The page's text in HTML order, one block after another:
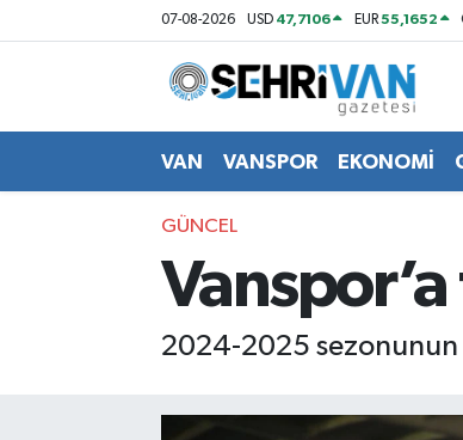
07-08-2026 USD 47,7106 EUR55,1652
VAN VANSPOR EKONOMİ
GÜNCEL
2024-2025 sezonunun
Van Nöbetçi Eczaneler
Van Hava Durumu
VAN Namaz Vakitleri
Van Trafik Yoğunluk Haritası
Süper Lig Puan Durumu ve Fikstür